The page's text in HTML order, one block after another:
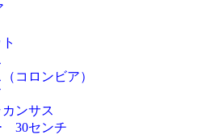
コロンビア）
ンサス
30センチ